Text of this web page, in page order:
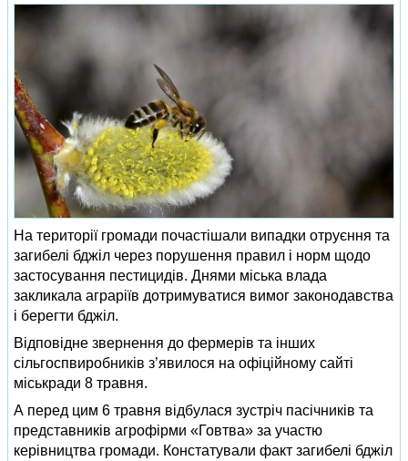
На території громади почастішали випадки отруєння та
загибелі бджіл через порушення правил і норм щодо
застосування пестицидів. Днями міська влада
закликала аграріїв дотримуватися вимог законодавства
і берегти бджіл.
Відповідне звернення до фермерів та інших
сільгоспвиробників з’явилося на офіційному сайті
міськради 8 травня.
А перед цим 6 травня відбулася зустріч пасічників та
представників агрофірми «Говтва» за участю
керівництва громади. Констатували факт загибелі бджіл